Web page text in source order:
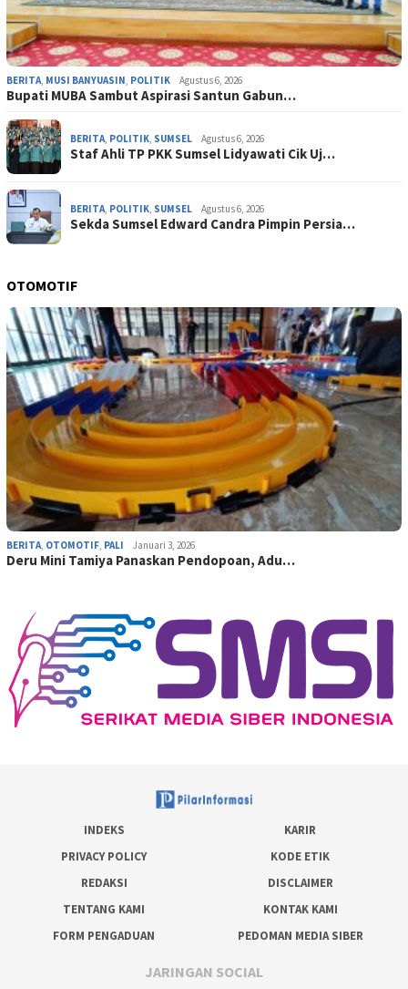
BERITA MUSI BANYUASIN POLITIK Agustus 6, 2026
Bupati MUBA Sambut Aspirasi Santun Gabun…
BERITA POLITIK SUMSEL Agustus 6, 2026
Staf Ahli TP PKK Sumsel Lidyawati Cik Uj…
BERITA POLITIK SUMSEL Agustus 6, 2026
Sekda Sumsel Edward Candra Pimpin Persia…
OTOMOTIF
BERITA OTOMOTIF PALI Januari 3, 2026
Deru Mini Tamiya Panaskan Pendopoan, Adu…
INDEKS
KARIR
PRIVACY POLICY
KODE ETIK
REDAKSI
DISCLAIMER
TENTANG KAMI
KONTAK KAMI
FORM PENGADUAN
PEDOMAN MEDIA SIBER
JARINGAN SOCIAL